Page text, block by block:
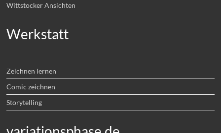
Wittstocker Ansichten
Werkstatt
Zeichnen lernen
Comic zeichnen
Storytelling